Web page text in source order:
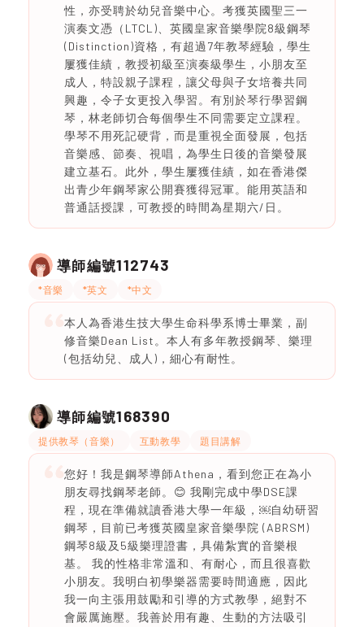
性，亦受聘於幼兒音樂中心。考獲英國聖三一
演奏文憑（LTCL)、英國皇家音樂學院8級鋼琴
(Distinction)資格，有超過7年教琴經驗，學生
屢獲佳績，教授初級至演奏級學生，小朋友至
成人，特設親子課程，讓父母與子女培養共同
興趣，令子女更投入學習。有別於琴行學習鋼
琴，林老師切合每個學生不同需要定立課程。
學琴不用死記硬背，而是重視全面發展，包括
音樂感、節奏、視唱，為學生日後的音樂發展
建立基石。此外，學生屢獲佳績，如在香港傑
出青少年鋼琴家公開賽獲得冠軍。能用英語和
普通話授課，可教授的時間為星期六/日。
導師編號112743
*音樂 *英文 *中文
本人為香港生技大學生命科學系博士畢業，副
修音樂Dean List。本人有多年教授鋼琴、樂理
(包括幼兒、成人)，細心有耐性。
導師編號168390
提供教琴（音樂） 互動教學 題目講解
您好！我是鋼琴導師Athena，看到您正在為小
朋友尋找鋼琴老師。😊 我剛完成中學DSE課
程，現在準備就讀香港大學一年級，￼自幼研習
鋼琴，目前已考獲英國皇家音樂學院 (ABRSM)
鋼琴8級及5級樂理證書，具備紮實的音樂根
基。 我的性格非常溫和、有耐心，而且很喜歡
小朋友。我明白初學樂器需要時間適應，因此
我一向主張用鼓勵和引導的方式教學，絕對不
會嚴厲施壓。我善於用有趣、生動的方法吸引